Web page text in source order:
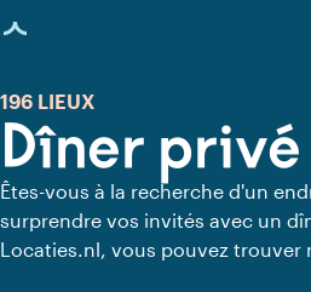
chargée
Dîner
196 LIEUX
Êtes-vous à la recherche d'un
surprendre vos invités avec un
Locaties.nl, vous pouvez trouver